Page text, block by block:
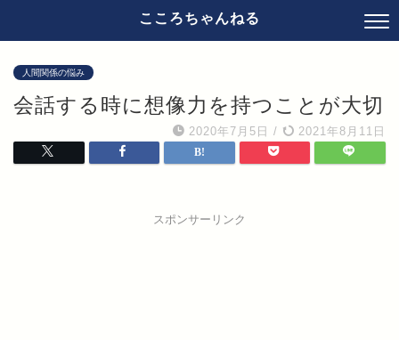
こころちゃんねる
人間関係の悩み
会話する時に想像力を持つことが大切
2020年7月5日 / 2021年8月11日
スポンサーリンク